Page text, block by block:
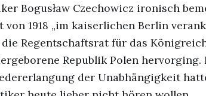
Bogusław Czechowicz ironisch
1918 „im kaiserlichen Berlin
Regentschaftsrat für das
Republik Polen hervorging.
der Unabhängigkeit